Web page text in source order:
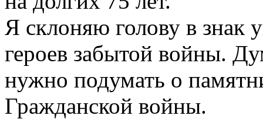
Я склоняю голову в знак
героев забытой войны.
нужно подумать о
Гражданской войны.